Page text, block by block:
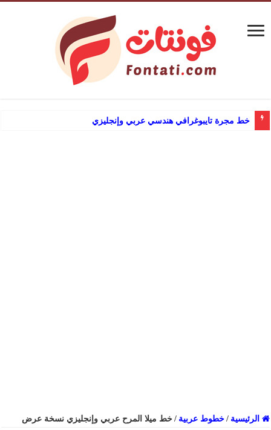
خط مجرة تايبوغرافي هندسي عربي وإنجليزي
الرئيسية / خطوط عربية / خط ميلا المرح عربي وإنجليزي نسخة عرض